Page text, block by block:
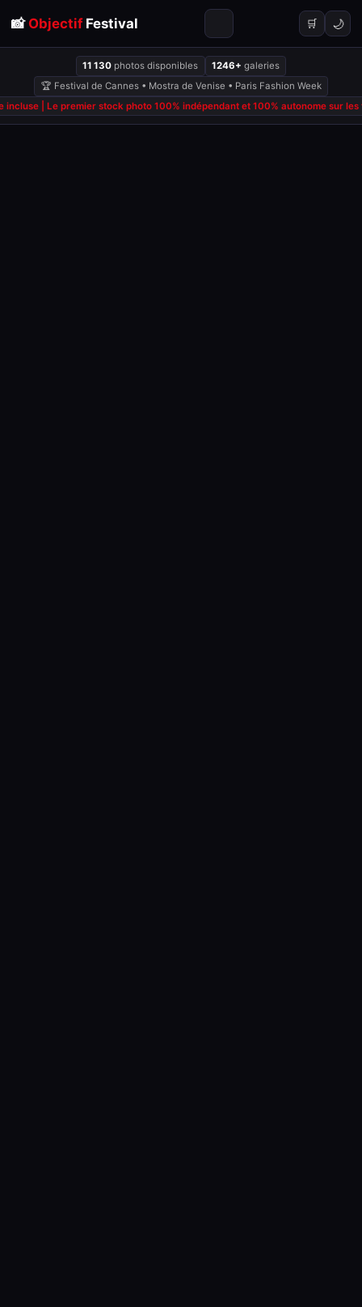
📸 ObjectifFestival 🛒 🌙
11 130 photos disponibles 1246+ galeries
🏆 Festival de Cannes • Mostra de Venise • Paris Fashion Week
| Le premier stock photo 100% indépendant et 100% autonome sur